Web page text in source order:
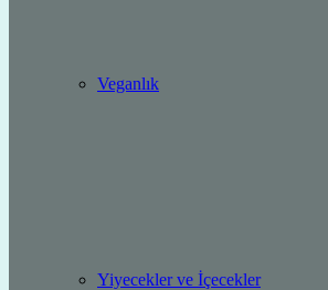
Veganlık
Yiyecekler ve İçecekler